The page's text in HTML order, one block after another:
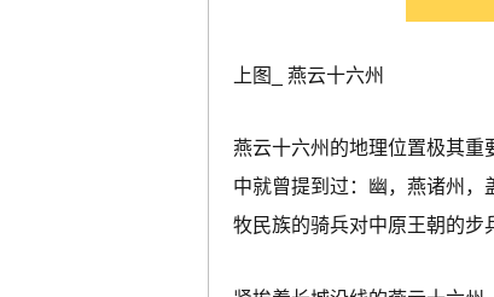
上图_ 燕云十六州
燕云十六州的地理位置极其重
中就曾提到过：幽，燕诸州
牧民族的骑兵对中原王朝的步